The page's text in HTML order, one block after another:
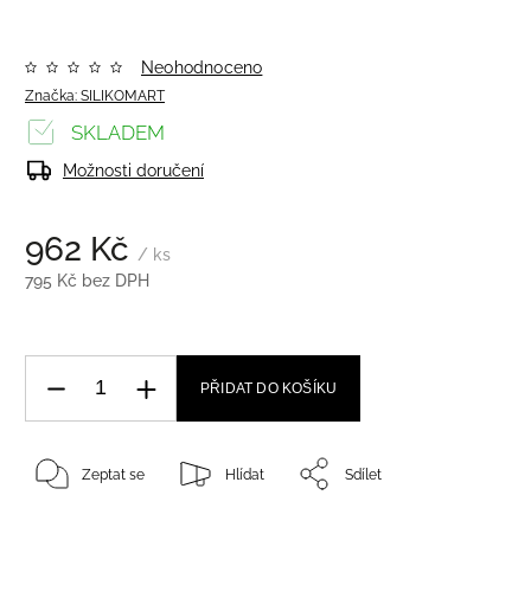
Značka: SILIKOMART
Neohodnoceno
962 Kč / ks
795 Kč bez DPH
SKLADEM
Možnosti doručení
PŘIDAT DO KOŠÍKU
Zeptat se Hlídat Sdílet